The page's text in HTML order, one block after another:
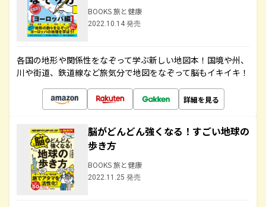
BOOKS 旅と健康
2022.10.14 発売
各国の地形や関係性をなぞって学ぶ新しい地図本！国境や州、
川や街道、鉄道線など旅気分で地図をなぞって脳もイキイキ！
詳細を見る
脳がどんどん強くなる！すごい地球の
歩き方
BOOKS 旅と健康
2022.11.25 発売